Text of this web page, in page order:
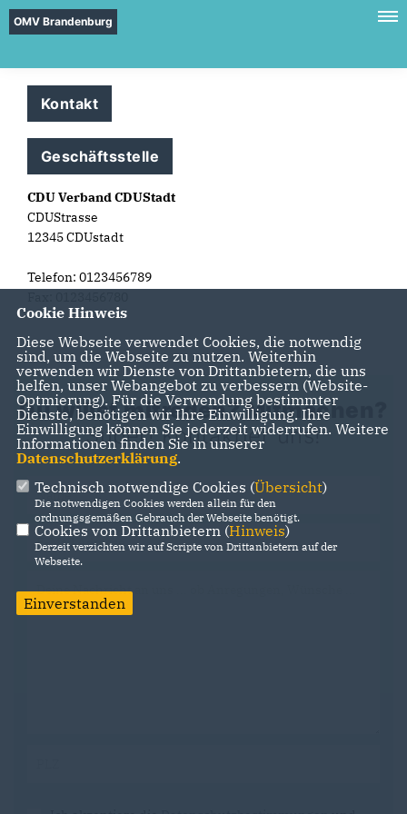
OMV Brandenburg
Kontakt
Geschäftsstelle
CDU Verband CDUStadt
CDUStrasse
12345 CDUstadt
Telefon: 0123456789
Du willst mitreden? Mitmachen?
Super! Kontaktier uns!
Cookie Hinweis
Diese Webseite verwendet Cookies, die notwendig
sind, um die Webseite zu nutzen. Weiterhin
verwenden wir Dienste von Drittanbietern, die uns
helfen, unser Webangebot zu verbessern (Website-
Optmierung). Für die Verwendung bestimmter
Dienste, benötigen wir Ihre Einwilligung. Ihre
Einwilligung können Sie jederzeit widerrufen. Weitere
Informationen finden Sie in unserer
Datenschutzerklärung.
Technisch notwendige Cookies (Übersicht)
Die notwendigen Cookies werden allein für den
ordnungsgemäßen Gebrauch der Webseite benötigt.
Cookies von Drittanbietern (Hinweis)
Derzeit verzichten wir auf Scripte von Drittanbietern auf der
Webseite.
Einverstanden